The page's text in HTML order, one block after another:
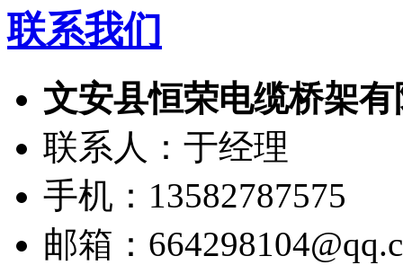
联系我们
文安县恒荣电缆桥架
联系人：于经理
手机：13582787575
邮箱：